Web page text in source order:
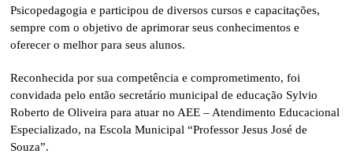
Psicopedagogia e participou de diversos cursos e capacitações,
sempre com o objetivo de aprimorar seus conhecimentos e
oferecer o melhor para seus alunos.
Reconhecida por sua competência e comprometimento, foi
convidada pelo então secretário municipal de educação Sylvio
Roberto de Oliveira para atuar no AEE – Atendimento Educacional
Especializado, na Escola Municipal “Professor Jesus José de
Souza”.